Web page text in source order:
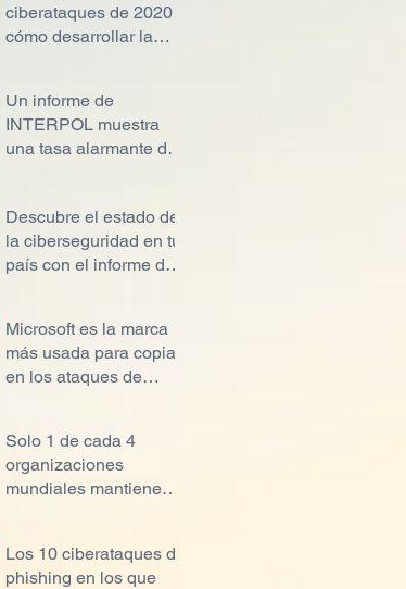
ciberataques de 2020 y
cómo desarrollar la
Un informe de
INTERPOL muestra
una tasa alarmante de
Descubre el estado de
la ciberseguridad en tu
país con el informe del
Microsoft es la marca
más usada para copiar
en los ataques de
Solo 1 de cada 4
organizaciones
mundiales mantienen
Los 10 ciberataques de
phishing en los que